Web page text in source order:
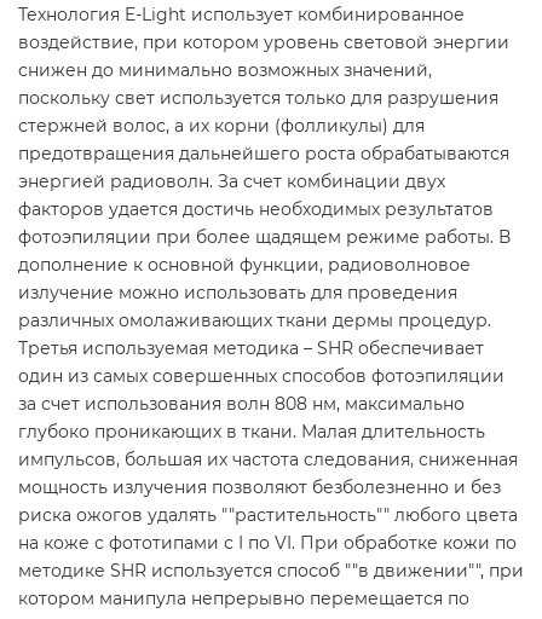
Технология E-Light использует комбинированное
воздействие, при котором уровень световой энергии
снижен до минимально возможных значений,
поскольку свет используется только для разрушения
стержней волос, а их корни (фолликулы) для
предотвращения дальнейшего роста обрабатываются
энергией радиоволн. За счет комбинации двух
факторов удается достичь необходимых результатов
фотоэпиляции при более щадящем режиме работы. В
дополнение к основной функции, радиоволновое
излучение можно использовать для проведения
различных омолаживающих ткани дермы процедур.
Третья используемая методика – SHR обеспечивает
один из самых совершенных способов фотоэпиляции
за счет использования волн 808 нм, максимально
глубоко проникающих в ткани. Малая длительность
импульсов, большая их частота следования, сниженная
мощность излучения позволяют безболезненно и без
риска ожогов удалять ""растительность"" любого цвета
на коже с фототипами с I по VI. При обработке кожи по
методике SHR используется способ ""в движении"", при
котором манипула непрерывно перемещается по